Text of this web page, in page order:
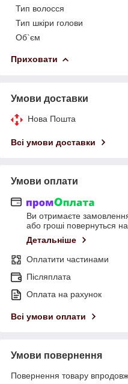
Тип волосся
Тип шкіри голови
Об`єм
Приховати
Умови доставки
Нова Пошта
Всі умови доставки
Умови оплати
Ви отримаєте
або гроші повернуться
Детальніше
Оплатити частинами
Післяплата
Оплата на рахунок
Всі умови оплати
Умови повернення
Повернення товару